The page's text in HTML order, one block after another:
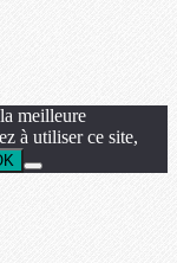
meilleure
à utiliser ce site,